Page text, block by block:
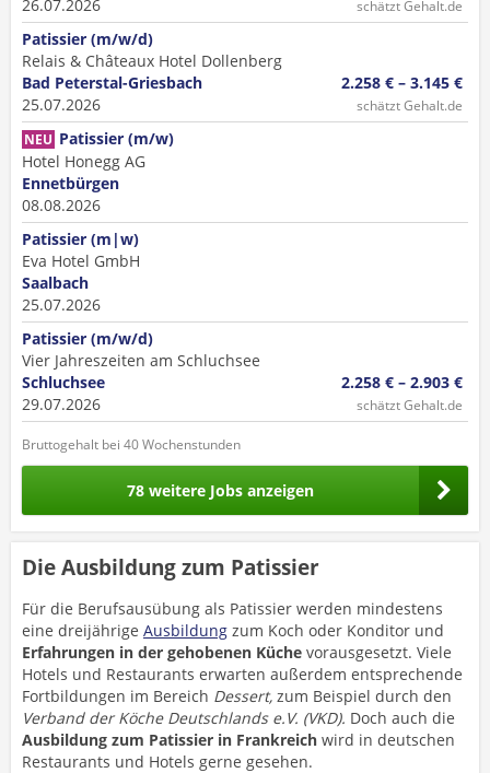
26.07.2026 schätzt Gehalt.de
Patissier (m/w/d)
Relais & Châteaux Hotel Dollenberg
Bad Peterstal-Griesbach
25.07.2026
2.258 € – 3.145 €
schätzt Gehalt.de
NEU Patissier (m/w)
Hotel Honegg AG
Ennetbürgen
08.08.2026
Patissier (m|w)
Eva Hotel GmbH
Saalbach
25.07.2026
Patissier (m/w/d)
Vier Jahreszeiten am Schluchsee
Schluchsee
29.07.2026
2.258 € – 2.903 €
schätzt Gehalt.de
Bruttogehalt bei 40 Wochenstunden
78 weitere Jobs anzeigen
Die Ausbildung zum Patissier
Für die Berufsausübung als Patissier werden mindestens
eine dreijährige Ausbildung zum Koch oder Konditor und
Erfahrungen in der gehobenen Küche vorausgesetzt. Viele
Hotels und Restaurants erwarten außerdem entsprechende
Fortbildungen im Bereich Dessert, zum Beispiel durch den
Verband der Köche Deutschlands e.V. (VKD). Doch auch die
Ausbildung zum Patissier in Frankreich wird in deutschen
Restaurants und Hotels gerne gesehen.